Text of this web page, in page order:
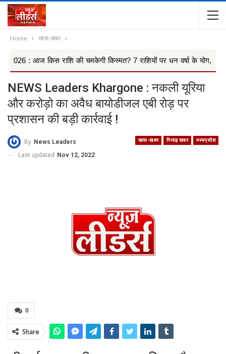
Home खास-खबर
राशि की चमकेगी किस्मत? 7 राशियों पर धन वर्षा के योग, किन 4 राश...
NEWS Leaders Khargone : नकली यूरिया
और करोड़ो का अवैध बायोडीजल एबी रोड़ पर
प्रशासन की बड़ी कार्रवाई !
खास-खबर निमाड़ खबर मध्यप्रदेश
By News Leaders
Last updated Nov 12, 2022
0
Share